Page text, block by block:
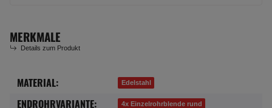
MERKMALE
Details zum Produkt
Produkteigenschaft
Wert
MATERIAL: Edelstahl
ENDROHRVARIANTE: 4x Einzelrohrblende rund